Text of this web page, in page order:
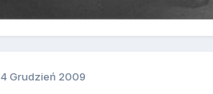
4 Grudzień 2009